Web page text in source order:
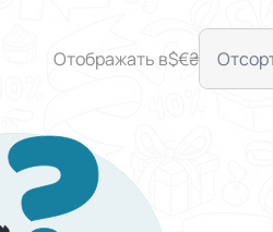
Отображать в$€₴